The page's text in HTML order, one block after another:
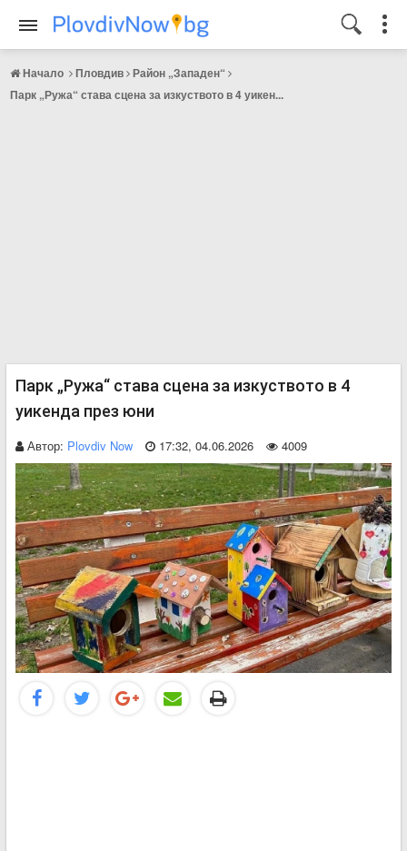
Начало Пловдив Район „Западен“
Парк „Ружа“ става сцена за изкуството в 4 уикен...
Парк „Ружа“ става сцена за изкуството в 4
уикенда през юни
Автор: Plovdiv Now 17:32, 04.06.2026 4009